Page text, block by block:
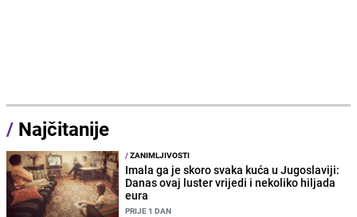
/ Najčitanije
/ZANIMLJIVOSTI
Imala ga je skoro svaka kuća u Jugoslaviji:
Danas ovaj luster vrijedi i nekoliko hiljada
eura
PRIJE 1 DAN